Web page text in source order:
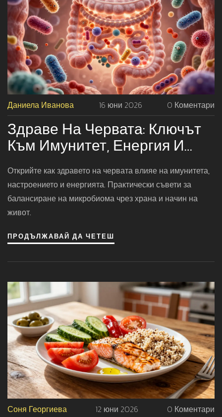
Даниела Иванова 16 юни 2026 0 Коментари
Здраве На Червата: Ключът
Към Имунитет, Енергия И
Психично Равновесие
Открийте как здравето на червата влияе на имунитета,
настроението и енергията. Практически съвети за
балансиране на микробиома чрез храна и начин на
живот.
ПРОДЪЛЖАВАЙ ДА ЧЕТЕШ
Соня Георгиева 12 юни 2026 0 Коментари